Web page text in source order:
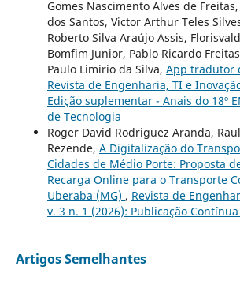
Gomes Nascimento Alves de
dos Santos, Victor Arthur Teles
Roberto Silva Araújo Assis,
Bomfim Junior, Pablo Ricardo
Paulo Limirio da Silva, App tradutor
Revista de Engenharia, TI e
Edição suplementar - Anais do 18º
de Tecnologia
Roger David Rodriguez Aranda,
Rezende, A Digitalização do
Cidades de Médio Porte: Proposta
Recarga Online para o Transporte
Uberaba (MG) , Revista de
v. 3 n. 1 (2026): Publicação
Artigos Semelhantes